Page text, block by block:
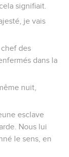
signifiait.
je vais
des
dans la
nuit,
esclave
Nous lui
le sens, en